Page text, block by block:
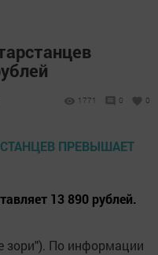
1771 0 0
13 890 рублей.
зори"). По информации